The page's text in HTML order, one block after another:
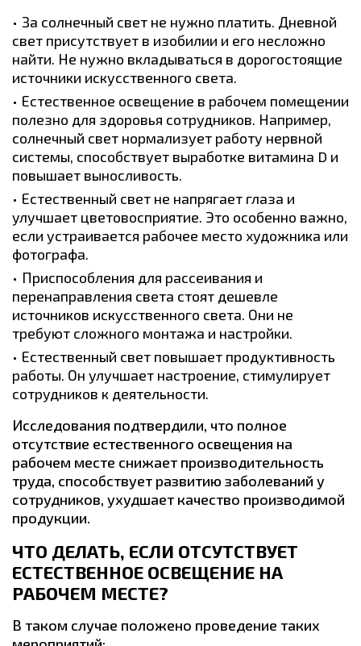
За солнечный свет не нужно платить. Дневной
свет присутствует в изобилии и его несложно
найти. Не нужно вкладываться в дорогостоящие
источники искусственного света.
Естественное освещение в рабочем помещении
полезно для здоровья сотрудников. Например,
солнечный свет нормализует работу нервной
системы, способствует выработке витамина D и
повышает выносливость.
Естественный свет не напрягает глаза и
улучшает цветовосприятие. Это особенно важно,
если устраивается рабочее место художника или
фотографа.
Приспособления для рассеивания и
перенаправления света стоят дешевле
источников искусственного света. Они не
требуют сложного монтажа и настройки.
Естественный свет повышает продуктивность
работы. Он улучшает настроение, стимулирует
сотрудников к деятельности.
Исследования подтвердили, что полное
отсутствие естественного освещения на
рабочем месте снижает производительность
труда, способствует развитию заболеваний у
сотрудников, ухудшает качество производимой
продукции.
ЧТО ДЕЛАТЬ, ЕСЛИ ОТСУТСТВУЕТ
ЕСТЕСТВЕННОЕ ОСВЕЩЕНИЕ НА
РАБОЧЕМ МЕСТЕ?
В таком случае положено проведение таких